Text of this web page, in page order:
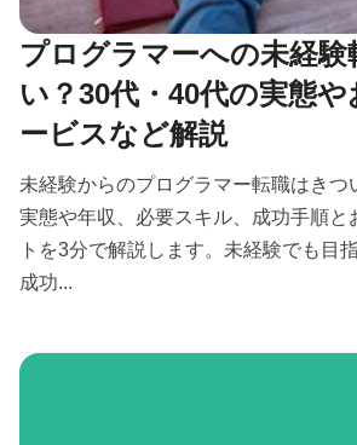
プログラマーへの未経験
い？30代・40代の実態
ービスなど解説
未経験からのプログラマー転職はきつ
実態や年収、必要スキル、成功手順と
トを3分で解説します。未経験でも目
成功...